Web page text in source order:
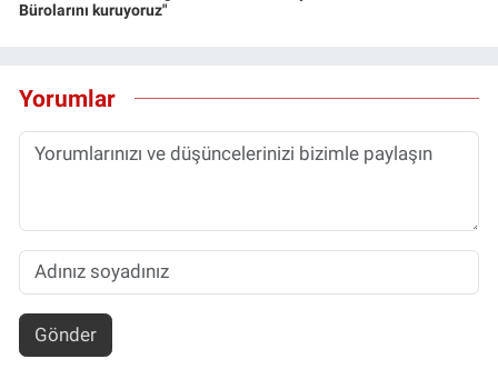
Bürolarını kuruyoruz"
Yorumlar
Gönder